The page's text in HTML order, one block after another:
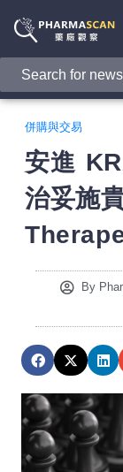
併購與交易
安進
治妥施
By